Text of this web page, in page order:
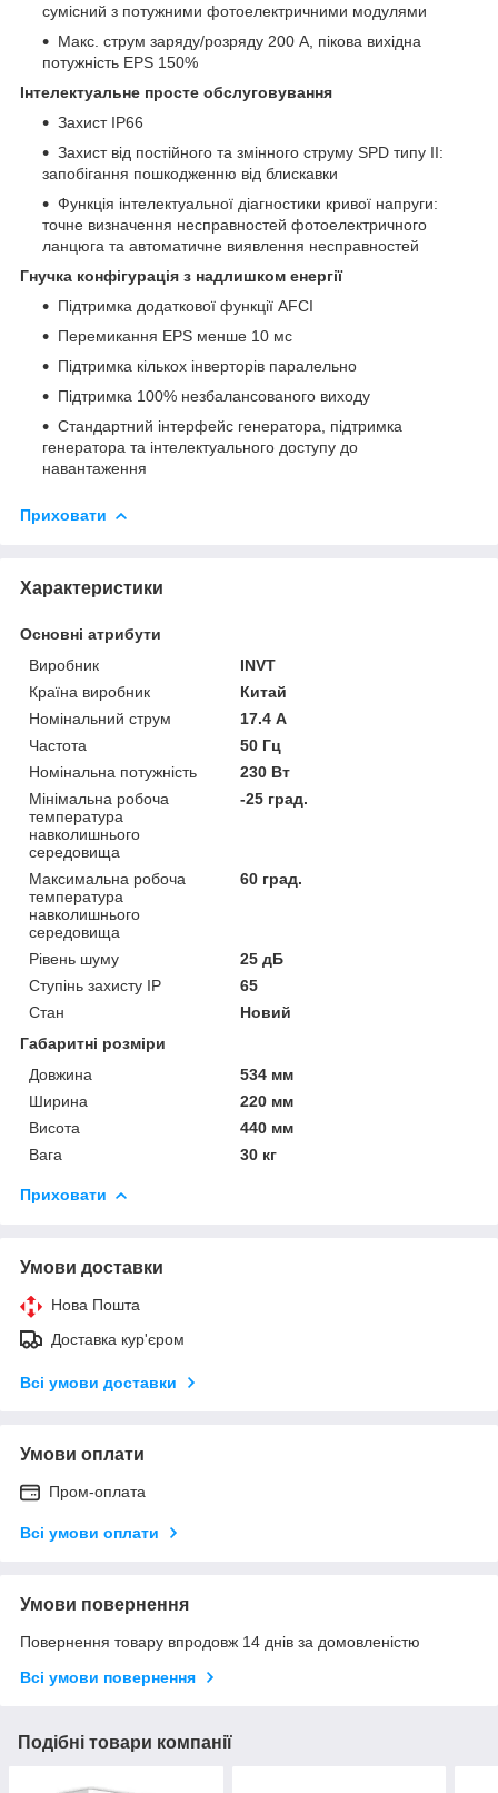
сумісний з потужними фотоелектричними модулями
Макс. струм заряду/розряду 200 А, пікова вихідна
потужність EPS 150%
Інтелектуальне просте обслуговування
Захист IP66
Захист від постійного та змінного струму SPD типу II:
запобігання пошкодженню від блискавки
Функція інтелектуальної діагностики кривої напруги:
точне визначення несправностей фотоелектричного
ланцюга та автоматичне виявлення несправностей
Гнучка конфігурація з надлишком енергії
Підтримка додаткової функції AFCI
Перемикання EPS менше 10 мс
Підтримка кількох інверторів паралельно
Підтримка 100% незбалансованого виходу
Стандартний інтерфейс генератора, підтримка
генератора та інтелектуального доступу до
навантаження
Приховати
Характеристики
Основні атрибути
Виробник
INVT
Країна виробник
Китай
Номінальний струм
17.4 А
Частота
50 Гц
Номінальна потужність
230 Вт
Мінімальна робоча
температура
навколишнього
середовища
-25 град.
Максимальна робоча
температура
навколишнього
середовища
60 град.
Рівень шуму
25 дБ
Ступінь захисту IP
65
Стан
Новий
Габаритні розміри
Довжина
534 мм
Ширина
220 мм
Висота
440 мм
Вага
30 кг
Приховати
Умови доставки
Нова Пошта
Доставка кур'єром
Всі умови доставки
Умови оплати
Пром-оплата
Всі умови оплати
Умови повернення
Повернення товару впродовж 14 днів за домовленістю
Всі умови повернення
Подібні товари компанії